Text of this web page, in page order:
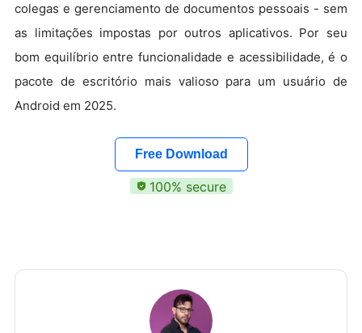
colegas e gerenciamento de documentos pessoais - sem
as limitações impostas por outros aplicativos. Por seu
bom equilíbrio entre funcionalidade e acessibilidade, é o
pacote de escritório mais valioso para um usuário de
Android em 2025.
Free Download
100% secure